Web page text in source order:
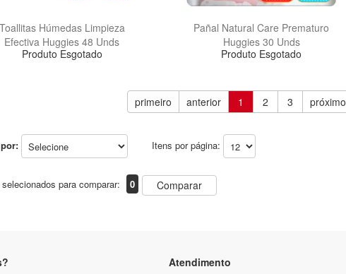
Húmedas Limpieza
Efectiva Huggies 48 Unds
Produto Esgotado
Pañal Natural Care Prematuro
Huggies 30 Unds
Produto Esgotado
primeiro anterior 1 2 3 próximo
Itens por página:
para comparar: 0 Comparar
Atendimento